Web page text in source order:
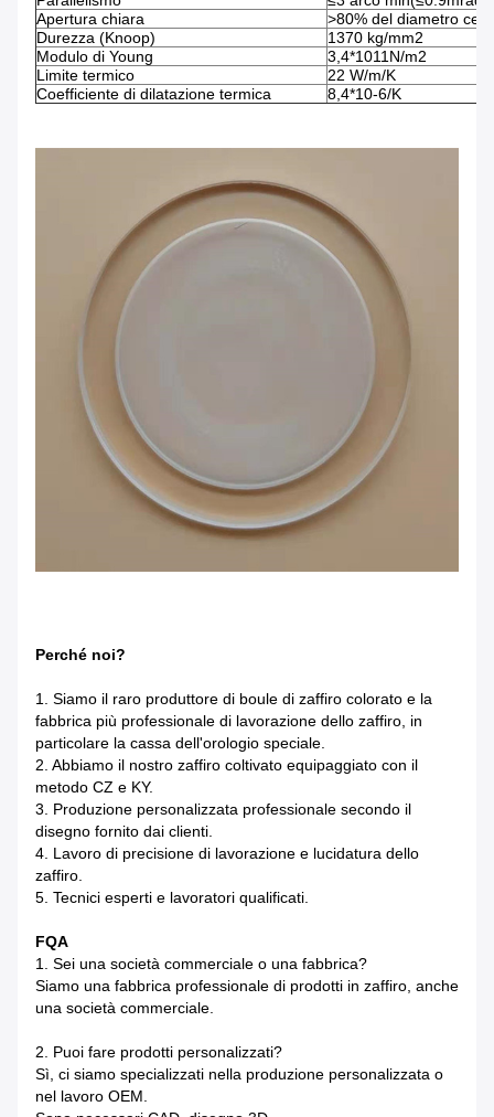
Apertura chiara
>80% del diametro
Durezza (Knoop)
1370 kg/mm2
Modulo di Young
3,4*1011N/m2
Limite termico
22 W/m/K
Coefficiente di dilatazione termica
8,4*10-6/K
Perché noi?
1. Siamo il raro produttore di boule di zaffiro colorato e la
fabbrica più professionale di lavorazione dello zaffiro, in
particolare la cassa dell'orologio speciale.
2. Abbiamo il nostro zaffiro coltivato equipaggiato con il
metodo CZ e KY.
3. Produzione personalizzata professionale secondo il
disegno fornito dai clienti.
4. Lavoro di precisione di lavorazione e lucidatura dello
zaffiro.
5. Tecnici esperti e lavoratori qualificati.
FQA
1. Sei una società commerciale o una fabbrica?
Siamo una fabbrica professionale di prodotti in zaffiro, anche
una società commerciale.
2. Puoi fare prodotti personalizzati?
Sì, ci siamo specializzati nella produzione personalizzata o
nel lavoro OEM.